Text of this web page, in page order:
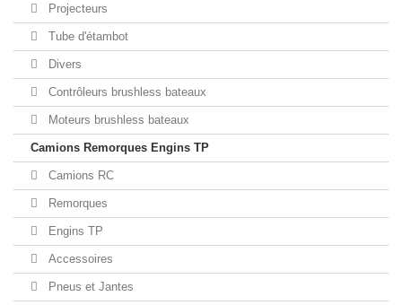
Projecteurs
Tube d'étambot
Divers
Contrôleurs brushless bateaux
Moteurs brushless bateaux
Camions Remorques Engins TP
Camions RC
Remorques
Engins TP
Accessoires
Pneus et Jantes